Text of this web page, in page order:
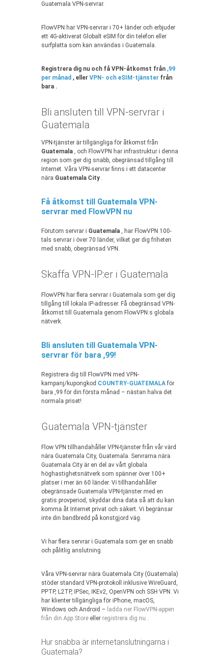
Guatemala VPN-servrar.
FlowVPN har VPN-servrar i 70+ länder och erbjuder
ett 4G-aktiverat Globalt eSIM för din telefon eller
surfplatta som kan användas i Guatemala.
Registrera dig nu och få VPN-åtkomst från ,99
per månad , eller VPN- och eSIM-tjänster från
bara .
Bli ansluten till VPN-servrar i
Guatemala
VPN-tjänster är tillgängliga för åtkomst från
Guatemala , och FlowVPN har infrastruktur i denna
region som ger dig snabb, obegränsad tillgång till
Internet. Våra VPN-servrar finns i ett datacenter
nära Guatemala City.
Få åtkomst till Guatemala VPN-
servrar med FlowVPN nu
Förutom servrar i Guatemala , har FlowVPN 100-
tals servrar i över 70 länder, vilket ger dig friheten
med snabb, obegränsad VPN.
Skaffa VPN-IP:er i Guatemala
FlowVPN har flera servrar i Guatemala som ger dig
tillgång till lokala IP-adresser. Få obegränsad VPN-
åtkomst till Guatemala genom FlowVPN:s globala
nätverk.
Bli ansluten till Guatemala VPN-
servrar för bara ,99!
Registrera dig till FlowVPN med VPN-
kampanj/kupongkod COUNTRY-GUATEMALA för
bara ,99 för din första månad – nästan halva det
normala priset!
Guatemala VPN-tjänster
Flow VPN tillhandahåller VPN-tjänster från vår värd
nära Guatemala City, Guatemala. Servrarna nära
Guatemala City är en del av vårt globala
höghastighetsnätverk som spänner över 100+
platser i mer än 60 länder. Vi tillhandahåller
obegränsade Guatemala VPN-tjänster med en
gratis provperiod, skyddar dina data så att du kan
komma åt Internet privat och säkert. Vi begränsar
inte din bandbredd på konstgjord väg.
Vi har flera servrar i Guatemala som ger en snabb
och pålitlig anslutning.
Våra VPN-servrar nära Guatemala City (Guatemala)
stöder standard VPN-protokoll inklusive WireGuard,
PPTP, L2TP, IPSec, IKEv2, OpenVPN och SSH VPN. Vi
har klienter tillgängliga för iPhone, macOS,
Windows och Android – ladda ner FlowVPN-appen
från din App Store eller registrera dig nu .
Hur snabba är internetanslutningarna i
Guatemala?